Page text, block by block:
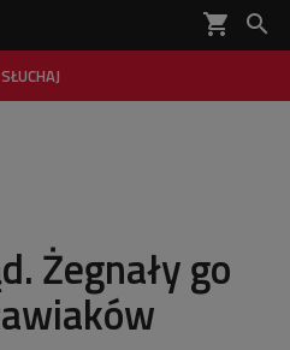
shopping_cart 
SŁUCHAJ

Żegnały go